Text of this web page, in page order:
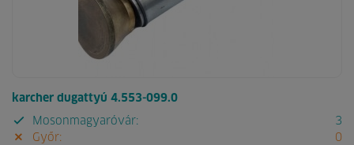
karcher dugattyú 4.553-099.0
Mosonmagyaróvár:
3
Győr:
0